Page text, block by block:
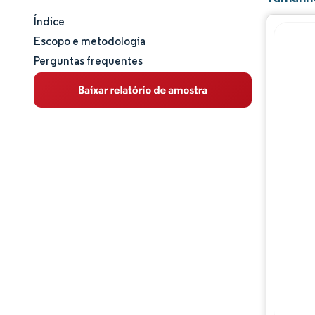
Tamanho e participação de mercado
Análise de mercado
Tendências e insights
Índice
Escopo e metodologia
Perguntas frequentes